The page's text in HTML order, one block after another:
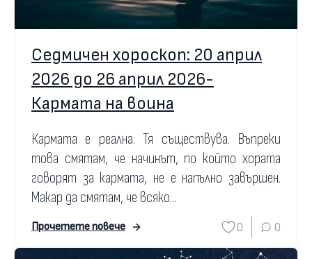
Седмичен хороскоп: 20 април
2026 до 26 април 2026-
Кармата на воина
Кармата е реална. Тя съществува. Въпреки
това смятам, че начинът, по който хората
говорят за кармата, не е напълно завършен.
Макар да смятам, че всяко...
Прочетете повече 0 0